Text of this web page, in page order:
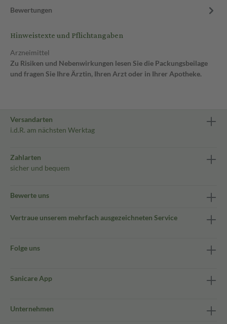
Bewertungen
Hinweistexte und Pflichtangaben
Arzneimittel
Zu Risiken und Nebenwirkungen lesen Sie die Packungsbeilage
und fragen Sie Ihre Ärztin, Ihren Arzt oder in Ihrer Apotheke.
Versandarten
i.d.R. am nächsten Werktag
Zahlarten
sicher und bequem
Bewerte uns
Vertraue unserem mehrfach ausgezeichneten Service
Folge uns
Sanicare App
Unternehmen